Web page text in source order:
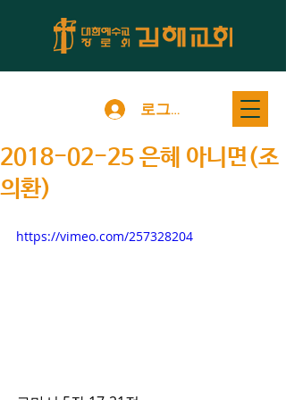
로그인
2018-02-25 은혜 아니면(조
의환)
https://vimeo.com/257328204